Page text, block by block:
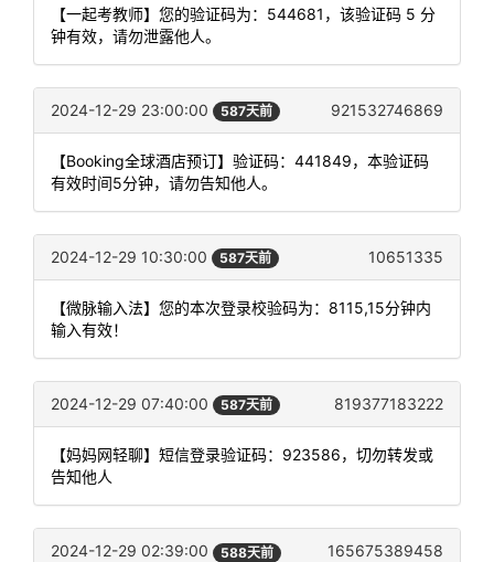
【一起考教师】您的验证码为：544681，该验证码 5 分
钟有效，请勿泄露他人。
2024-12-29 23:00:00 587天前 921532746869
【Booking全球酒店预订】验证码：441849，本验证码
有效时间5分钟，请勿告知他人。
2024-12-29 10:30:00 587天前 10651335
【微脉输入法】您的本次登录校验码为：8115,15分钟内
输入有效！
2024-12-29 07:40:00 587天前 819377183222
【妈妈网轻聊】短信登录验证码：923586，切勿转发或
告知他人
2024-12-29 02:39:00 588天前 165675389458